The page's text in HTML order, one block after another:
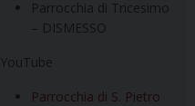
Parrocchia di Tricesimo
– DISMESSO
YouTube
Parrocchia di S. Pietro